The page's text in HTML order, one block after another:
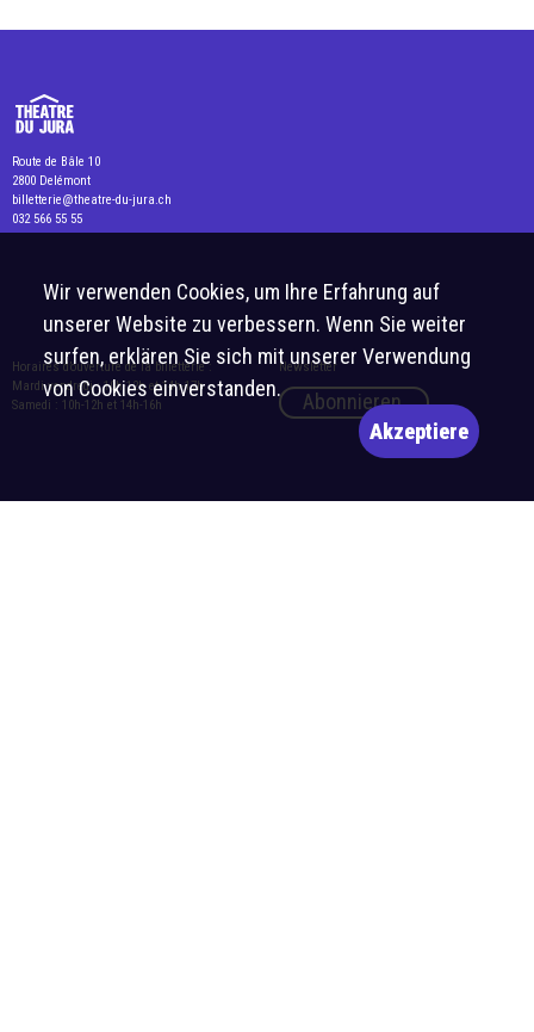
Route de Bâle 10
2800 Delémont
billetterie@theatre-du-jura.ch
032 566 55 55
Horaires d’ouverture de la billetterie :
Mardi-vendredi : 10h-12h et 14h-17h
Samedi : 10h-12h et 14h-16h
Newsletter
Abonnieren
Wir verwenden Cookies, um Ihre Erfahrung auf
unserer Website zu verbessern. Wenn Sie weiter
surfen, erklären Sie sich mit unserer Verwendung
von Cookies einverstanden.
Akzeptiere